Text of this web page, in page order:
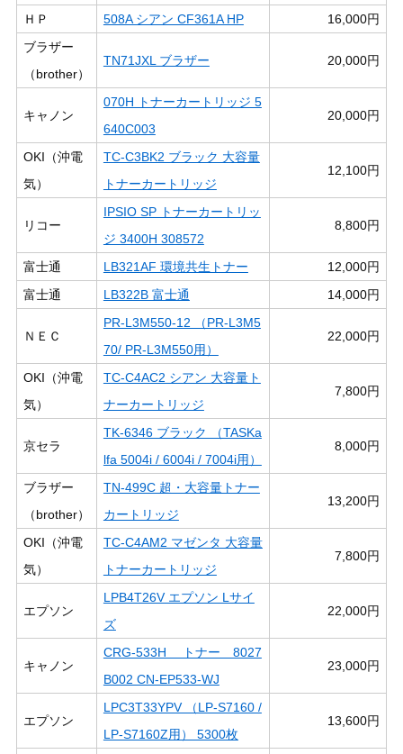
ＨＰ 508A シアン CF361A HP
16,000円
ブラザー
（brother）
TN71JXL ブラザー 20,000円
キャノン
070H トナーカートリッジ 5
640C003
20,000円
OKI（沖電
気）
TC-C3BK2 ブラック 大容量
トナーカートリッジ
12,100円
リコー
IPSIO SP トナーカートリッ
ジ 3400H 308572
8,800円
富士通 LB321AF 環境共生トナー
12,000円
富士通
LB322B 富士通 14,000円
ＮＥＣ
PR-L3M550-12 （PR-L3M5
70/ PR-L3M550用）
22,000円
OKI（沖電
気）
TC-C4AC2 シアン 大容量ト
ナーカートリッジ
7,800円
京セラ
TK-6346 ブラック （TASKa
lfa 5004i / 6004i / 7004i用）
8,000円
ブラザー
（brother）
TN-499C 超・大容量トナー
カートリッジ
13,200円
OKI（沖電
気）
TC-C4AM2 マゼンタ 大容量
トナーカートリッジ
7,800円
エプソン
LPB4T26V エプソン Lサイ
ズ
22,000円
キャノン
CRG-533H トナー 8027
B002 CN-EP533-WJ
23,000円
エプソン
LPC3T33YPV （LP-S7160 /
LP-S7160Z用） 5300枚
13,600円